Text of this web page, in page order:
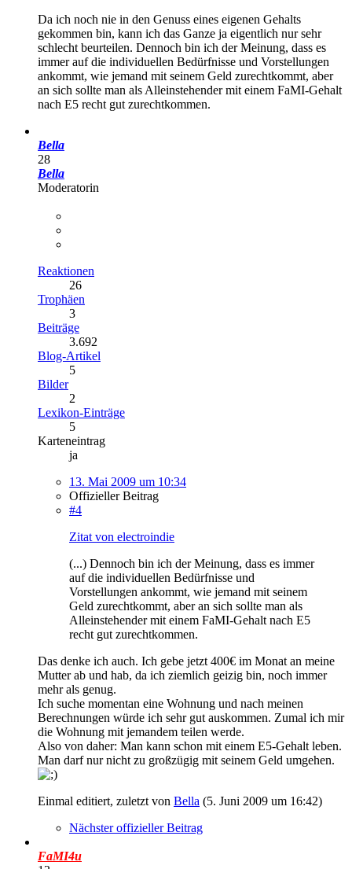
Da ich noch nie in den Genuss eines eigenen Gehalts
gekommen bin, kann ich das Ganze ja eigentlich nur sehr
schlecht beurteilen. Dennoch bin ich der Meinung, dass es
immer auf die individuellen Bedürfnisse und Vorstellungen
ankommt, wie jemand mit seinem Geld zurechtkommt, aber
an sich sollte man als Alleinstehender mit einem FaMI-Gehalt
nach E5 recht gut zurechtkommen.
Bella
28
Bella
Moderatorin
Reaktionen
26
Trophäen
3
Beiträge
3.692
Blog-Artikel
5
Bilder
2
Lexikon-Einträge
5
Karteneintrag
ja
13. Mai 2009 um 10:34
Offizieller Beitrag
#4
Zitat von electroindie
(...) Dennoch bin ich der Meinung, dass es immer
auf die individuellen Bedürfnisse und
Vorstellungen ankommt, wie jemand mit seinem
Geld zurechtkommt, aber an sich sollte man als
Alleinstehender mit einem FaMI-Gehalt nach E5
recht gut zurechtkommen.
Das denke ich auch. Ich gebe jetzt 400€ im Monat an meine
Mutter ab und hab, da ich ziemlich geizig bin, noch immer
mehr als genug.
Ich suche momentan eine Wohnung und nach meinen
Berechnungen würde ich sehr gut auskommen. Zumal ich mir
die Wohnung mit jemandem teilen werde.
Also von daher: Man kann schon mit einem E5-Gehalt leben.
Man darf nur nicht zu großzügig mit seinem Geld umgehen.
Einmal editiert, zuletzt von Bella (5. Juni 2009 um 16:42)
Nächster offizieller Beitrag
FaMI4u